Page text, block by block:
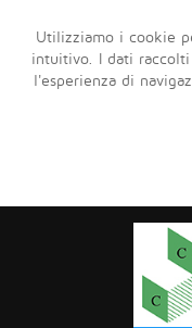
Utilizziamo i cookie
intuitivo. I dati
l'esperienza di